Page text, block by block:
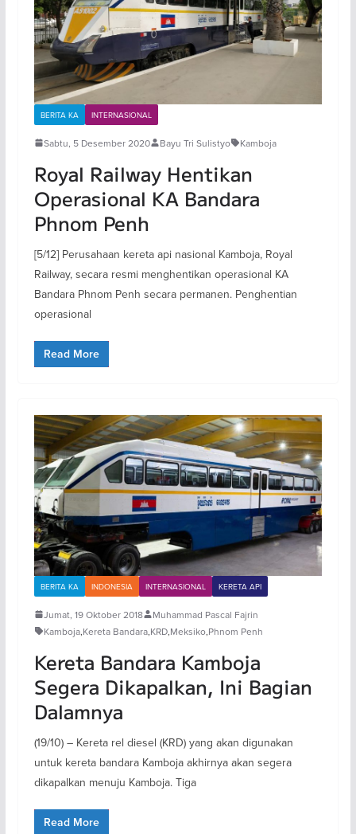
BERITA KA INTERNASIONAL
Sabtu, 5 Desember 2020 Bayu Tri Sulistyo Kamboja
Royal Railway Hentikan
Operasional KA Bandara
Phnom Penh
[5/12] Perusahaan kereta api nasional Kamboja, Royal
Railway, secara resmi menghentikan operasional KA
Bandara Phnom Penh secara permanen. Penghentian
operasional
Read More
BERITA KA INDONESIA INTERNASIONAL KERETA API
Jumat, 19 Oktober 2018
Muhammad Pascal Fajrin
Kamboja,Kereta Bandara,KRD,Meksiko,Phnom Penh
Kereta Bandara Kamboja
Segera Dikapalkan, Ini Bagian
Dalamnya
(19/10) – Kereta rel diesel (KRD) yang akan digunakan
untuk kereta bandara Kamboja akhirnya akan segera
dikapalkan menuju Kamboja. Tiga
Read More